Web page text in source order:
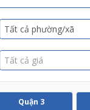
Tất cả phường/xã
Tất cả giá
Quận 3